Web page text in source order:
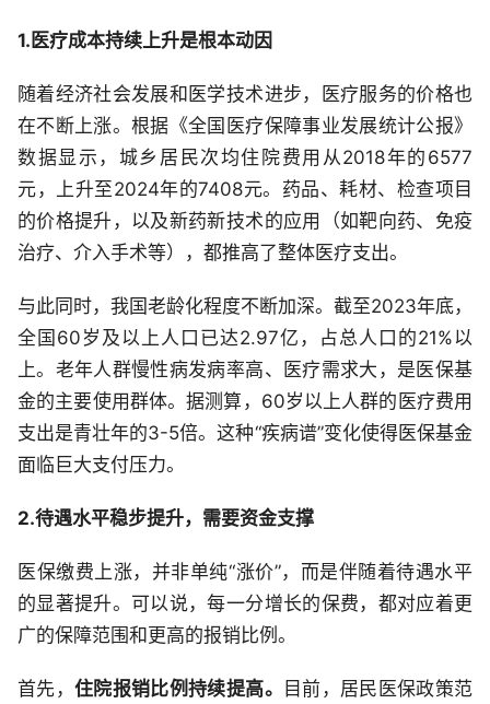
1.医疗成本持续上升是根本动因
随着经济社会发展和医学技术进步，医疗服务的价格也
在不断上涨。根据《全国医疗保障事业发展统计公报》
数据显示，城乡居民次均住院费用从2018年的6577
元，上升至2024年的7408元。药品、耗材、检查项目
的价格提升，以及新药新技术的应用（如靶向药、免疫
治疗、介入手术等），都推高了整体医疗支出。
与此同时，我国老龄化程度不断加深。截至2023年底，
全国60岁及以上人口已达2.97亿，占总人口的21%以
上。老年人群慢性病发病率高、医疗需求大，是医保基
金的主要使用群体。据测算，60岁以上人群的医疗费用
支出是青壮年的3-5倍。这种“疾病谱”变化使得医保基金
面临巨大支付压力。
2.待遇水平稳步提升，需要资金支撑
医保缴费上涨，并非单纯“涨价”，而是伴随着待遇水平
的显著提升。可以说，每一分增长的保费，都对应着更
广的保障范围和更高的报销比例。
首先，住院报销比例持续提高。
目前，居民医保政策范